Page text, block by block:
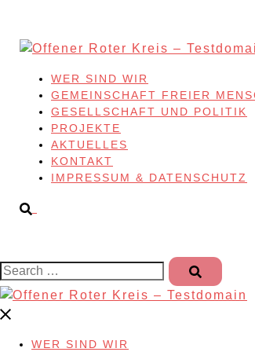
content
WER SIND WIR
GEMEINSCHAFT FREIER
GESELLSCHAFT UND POLITIK
PROJEKTE
AKTUELLES
KONTAKT
IMPRESSUM & DATENSCHUTZ
Search…
WER SIND WIR